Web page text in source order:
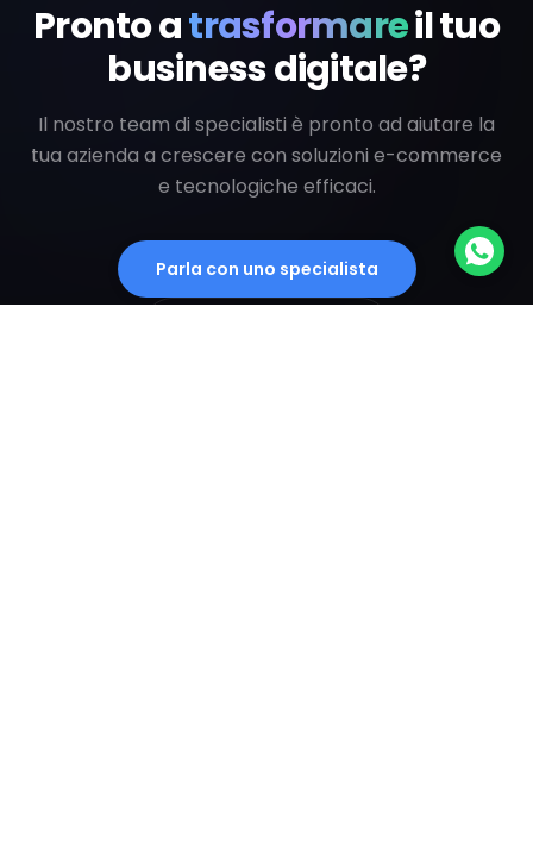
Pronto atrasformareil tuo
business digitale?
Il nostro team di specialisti è pronto ad aiutare la
tua azienda a crescere con soluzioni e-commerce
e tecnologiche efficaci.
Parla con uno specialista